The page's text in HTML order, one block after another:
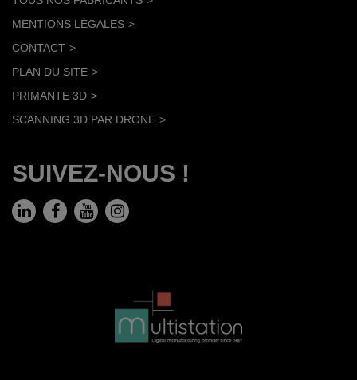
MENTIONS LÉGALES
CONTACT
PLAN DU SITE
PRIMANTE 3D
SCANNING 3D PAR DRONE
SUIVEZ-NOUS !